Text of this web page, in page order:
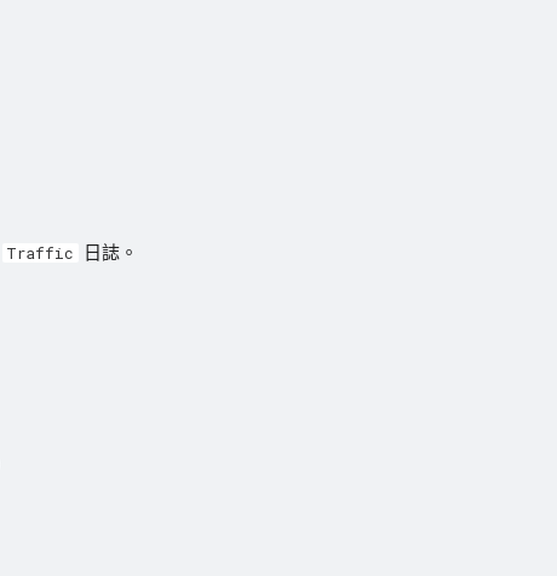
Traffic
日誌。